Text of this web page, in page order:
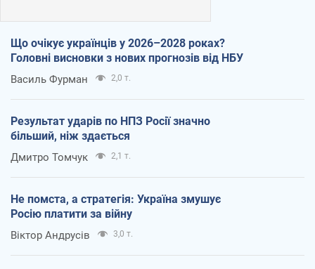
Що очікує українців у 2026–2028 роках?
Головні висновки з нових прогнозів від НБУ
Василь Фурман 2,0 т.
Результат ударів по НПЗ Росії значно
більший, ніж здається
Дмитро Томчук 2,1 т.
Не помста, а стратегія: Україна змушує
Росію платити за війну
Віктор Андрусів 3,0 т.